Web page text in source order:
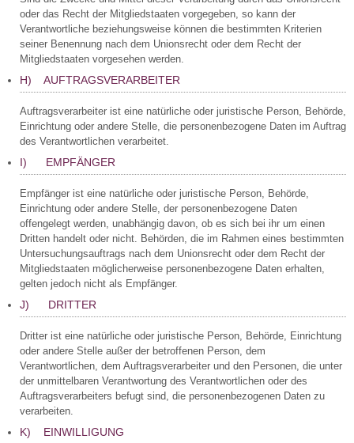
oder das Recht der Mitgliedstaaten vorgegeben, so kann der
Verantwortliche beziehungsweise können die bestimmten Kriterien
seiner Benennung nach dem Unionsrecht oder dem Recht der
Mitgliedstaaten vorgesehen werden.
H) AUFTRAGSVERARBEITER
Auftragsverarbeiter ist eine natürliche oder juristische Person, Behörde,
Einrichtung oder andere Stelle, die personenbezogene Daten im Auftrag
des Verantwortlichen verarbeitet.
I) EMPFÄNGER
Empfänger ist eine natürliche oder juristische Person, Behörde,
Einrichtung oder andere Stelle, der personenbezogene Daten
offengelegt werden, unabhängig davon, ob es sich bei ihr um einen
Dritten handelt oder nicht. Behörden, die im Rahmen eines bestimmten
Untersuchungsauftrags nach dem Unionsrecht oder dem Recht der
Mitgliedstaaten möglicherweise personenbezogene Daten erhalten,
gelten jedoch nicht als Empfänger.
J) DRITTER
Dritter ist eine natürliche oder juristische Person, Behörde, Einrichtung
oder andere Stelle außer der betroffenen Person, dem
Verantwortlichen, dem Auftragsverarbeiter und den Personen, die unter
der unmittelbaren Verantwortung des Verantwortlichen oder des
Auftragsverarbeiters befugt sind, die personenbezogenen Daten zu
verarbeiten.
K) EINWILLIGUNG